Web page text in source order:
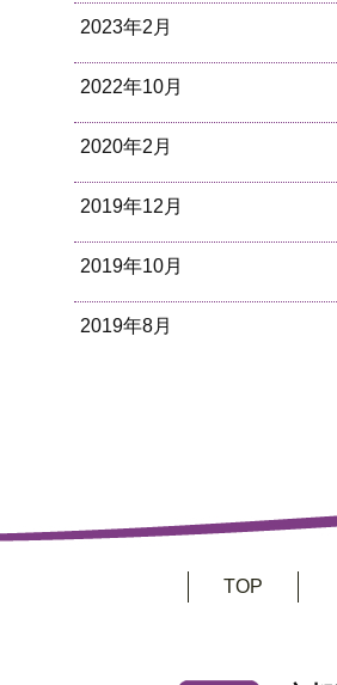
2023年2月
2022年10月
2020年2月
2019年12月
2019年10月
2019年8月
TOP